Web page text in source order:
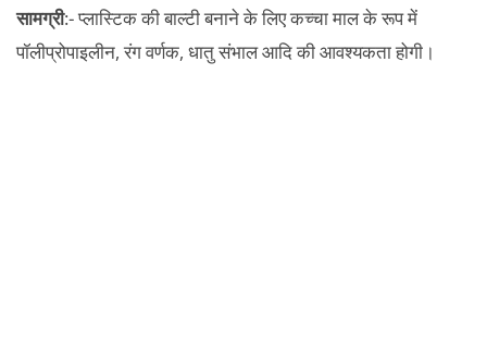
सामग्री:- प्लास्टिक की बाल्टी बनाने के लिए कच्चा माल के रूप में
पॉलीप्रोपाइलीन, रंग वर्णक, धातु संभाल आदि की आवश्यकता होगी।